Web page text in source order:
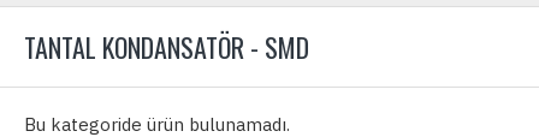
TANTAL KONDANSATÖR - SMD
Bu kategoride ürün bulunamadı.